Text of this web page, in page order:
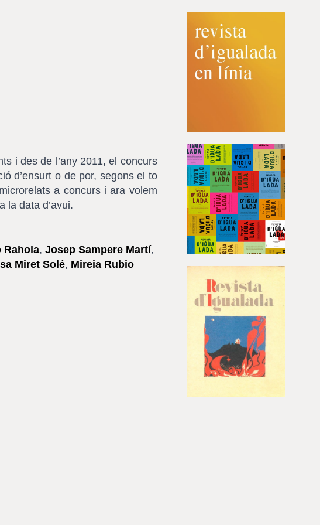
i des de l’any 2011, el concurs
d’ensurt o de por, segons el to
a concurs i ara volem
la data d’avui.
Rahola,Josep Sampere Martí,
Miret Solé, Mireia Rubio